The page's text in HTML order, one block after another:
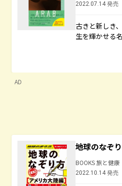
2022.07.14 発売
古きと新しき
生を輝かせる
AD
地球のなぞ
BOOKS 旅と健康
2022.10.14 発売